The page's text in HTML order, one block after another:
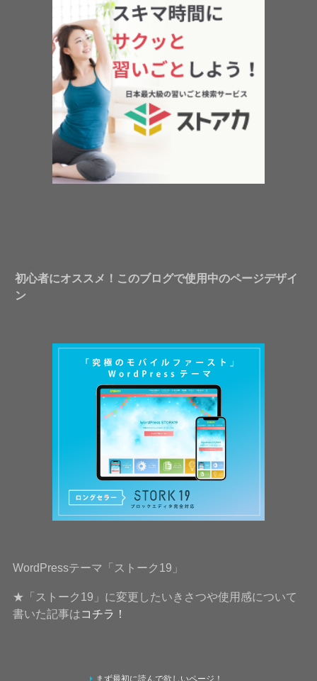
初心者にオススメ！このブログで使用中のページデザイ
ン
WordPressテーマ「ストーク19」
★「ストーク19」に変更したいきさつや使用感について
書いた記事はコチラ！
まず最初に読んで欲しいページ！